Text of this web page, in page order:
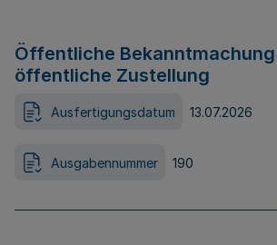
Öffentliche
öffentliche Zustellung
Ausfertigungsdatum 13.07.2026
Ausgabennummer 190